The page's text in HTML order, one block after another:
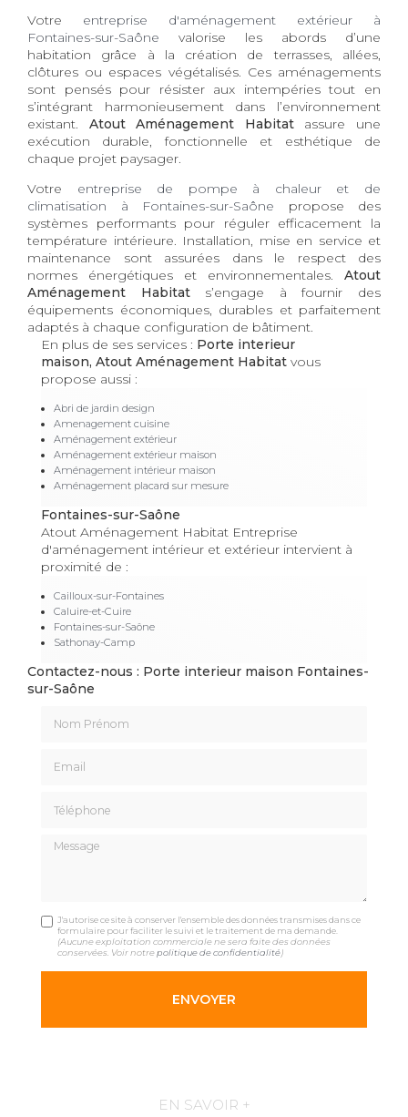
Votre entreprise d'aménagement extérieur à
Fontaines-sur-Saône valorise les abords d’une
habitation grâce à la création de terrasses, allées,
clôtures ou espaces végétalisés. Ces aménagements
sont pensés pour résister aux intempéries tout en
s’intégrant harmonieusement dans l’environnement
existant. Atout Aménagement Habitatassure une
exécution durable, fonctionnelle et esthétique de
chaque projet paysager.
Votre entreprise de pompe à chaleur et de
climatisation à Fontaines-sur-Saône propose des
systèmes performants pour réguler efficacement la
température intérieure. Installation, mise en service et
maintenance sont assurées dans le respect des
normes énergétiques et environnementales. Atout
Aménagement Habitats’engage à fournir des
équipements économiques, durables et parfaitement
adaptés à chaque configuration de bâtiment.
En plus de ses services : Porte interieur
maison, Atout Aménagement Habitat vous
propose aussi :
Abri de jardin design
Amenagement cuisine
Aménagement extérieur
Aménagement extérieur maison
Aménagement intérieur maison
Aménagement placard sur mesure
Fontaines-sur-Saône
Atout Aménagement Habitat Entreprise
d'aménagement intérieur et extérieur intervient à
proximité de :
Cailloux-sur-Fontaines
Caluire-et-Cuire
Fontaines-sur-Saône
Sathonay-Camp
Contactez-nous : Porte interieur maison Fontaines-
sur-Saône
Message
J'autorise ce site à conserver l'ensemble des données transmises dans ce
formulaire pour faciliter le suivi et le traitement de ma demande.
(Aucune exploitation commerciale ne sera faite des données
conservées. Voir notrepolitique de confidentialité)
EN SAVOIR +